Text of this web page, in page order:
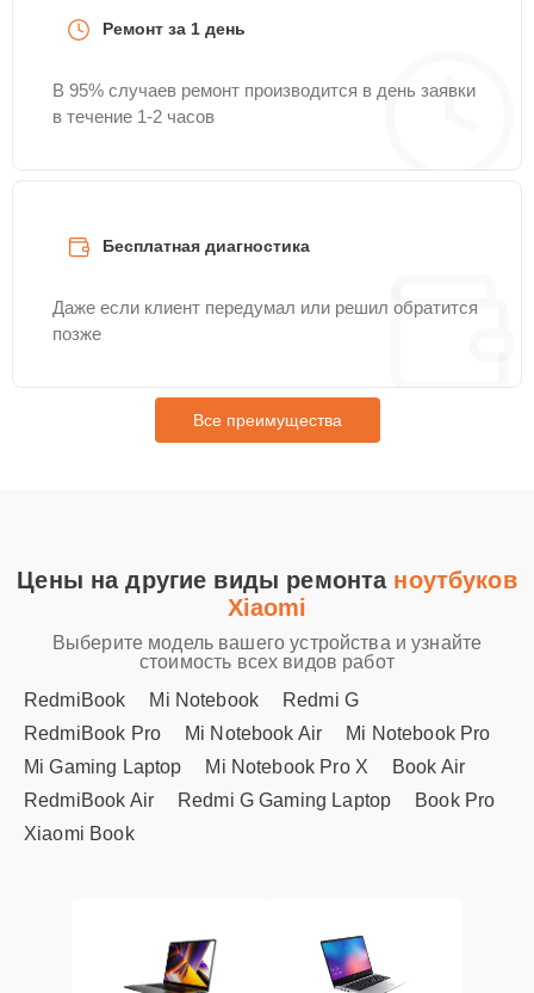
Ремонт за 1 день
В 95% случаев ремонт производится в день заявки
в течение 1-2 часов
Бесплатная диагностика
Даже если клиент передумал или решил обратится
позже
Все преимущества
Цены на другие виды ремонта ноутбуков
Xiaomi
Выберите модель вашего устройства и узнайте
стоимость всех видов работ
RedmiBook
Mi Notebook
Redmi G
RedmiBook Pro
Mi Notebook Air
Mi Notebook Pro
Mi Gaming Laptop
Mi Notebook Pro X
Book Air
RedmiBook Air
Redmi G Gaming Laptop
Book Pro
Xiaomi Book